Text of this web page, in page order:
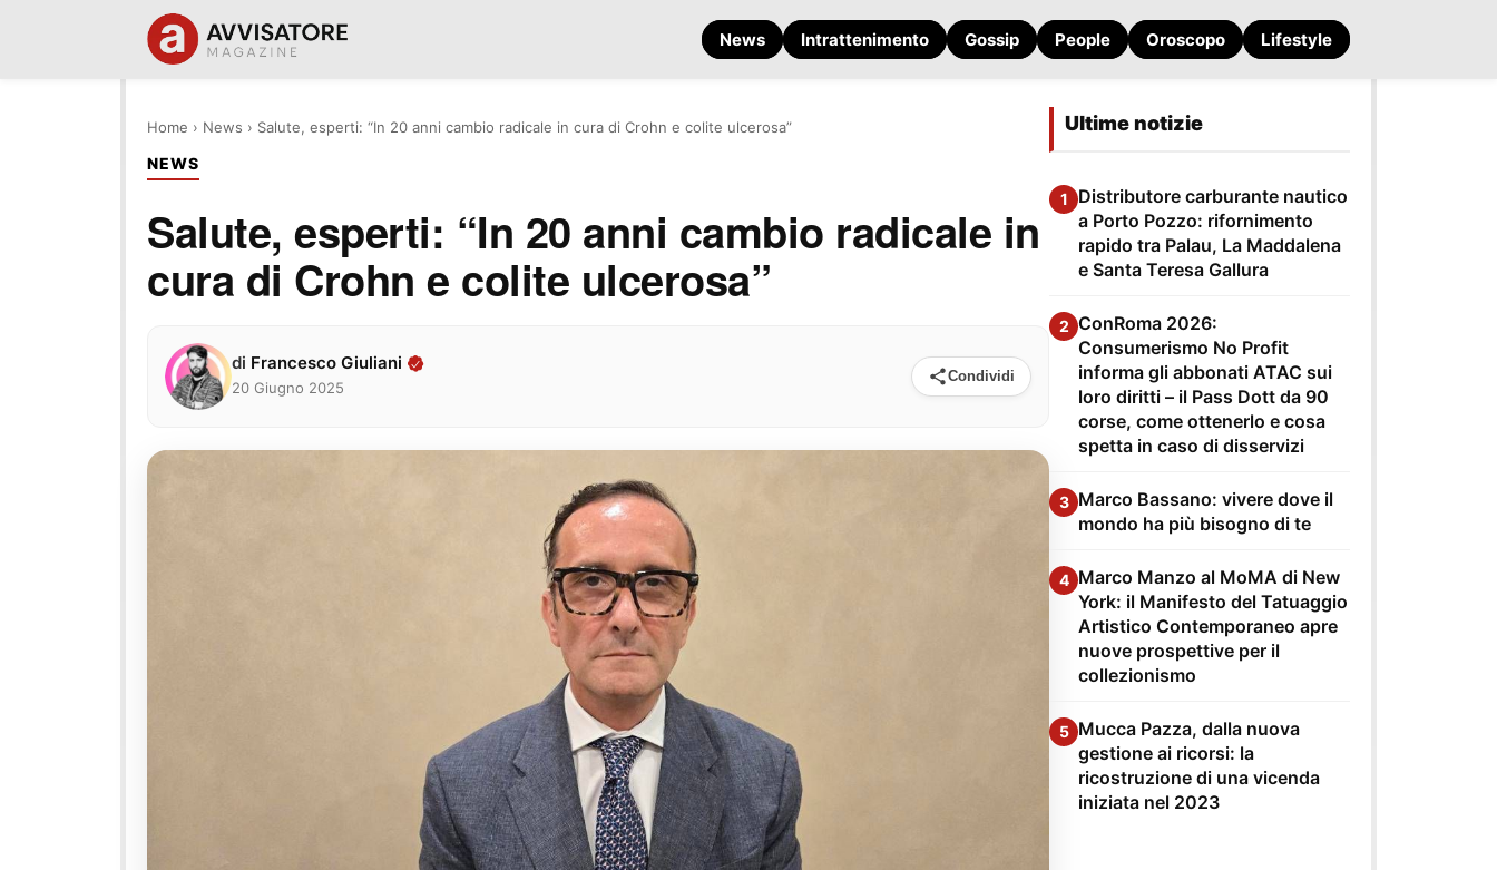
News Intrattenimento Gossip People Oroscopo Lifestyle
Home › News › Salute, esperti: “In 20 anni cambio radicale in cura di Crohn e colite ulcerosa”
NEWS
Salute, esperti: “In 20 anni cambio radicale in
cura di Crohn e colite ulcerosa”
di Francesco Giuliani
20 Giugno 2025
Condividi
Ultime notizie
1
Distributore carburante nautico
a Porto Pozzo: rifornimento
rapido tra Palau, La Maddalena
e Santa Teresa Gallura
2 ConRoma 2026:
Consumerismo No Profit
informa gli abbonati ATAC sui
loro diritti – il Pass Dott da 90
corse, come ottenerlo e cosa
spetta in caso di disservizi
3 Marco Bassano: vivere dove il
mondo ha più bisogno di te
4 Marco Manzo al MoMA di New
York: il Manifesto del Tatuaggio
Artistico Contemporaneo apre
nuove prospettive per il
collezionismo
5 Mucca Pazza, dalla nuova
gestione ai ricorsi: la
ricostruzione di una vicenda
iniziata nel 2023